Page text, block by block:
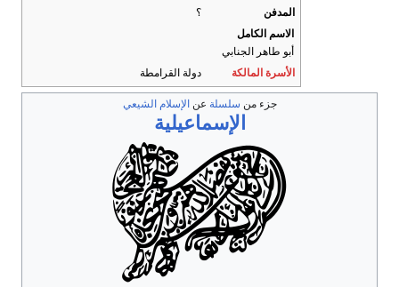
المدفن
الاسم الكامل
أبو طاهر الجنابي
الأسرة المالكة
دولة القرامطة
جزء من سلسلةعنالإسلام الشيعي
الإسماعيلية